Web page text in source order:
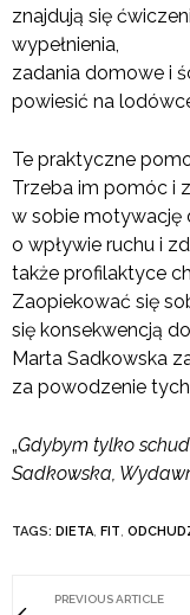
znajdują się
wypełnienia,
zadania domowe i
powiesić na
Te praktyczne
Trzeba im pomóc i
w sobie motywację
o wpływie ruchu i
także profilaktyce
Zaopiekować się
się konsekwencją
Marta Sadkowska
za powodzenie
„Gdybym tylko
Sadkowska,
TAGS: DIETA, FIT,
PREVIOUS ARTICLE